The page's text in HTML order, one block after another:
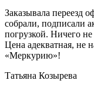
Заказывала переезд
собрали, подписали
погрузкой. Ничего
Цена адекватная, не
«Меркурию»!
Татьяна Козырева